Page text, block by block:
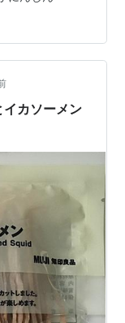
たもの。 松前
子や昆布など
てくれて食卓に
んですよね。
イカソーメン